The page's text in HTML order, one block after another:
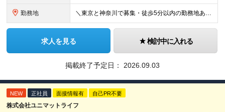
勤務地 ＼東京と神奈川で募集・徒歩5分以内の勤務地あり／ ■根岸事務所 東京都台東区根岸5-6-14 根岸5光ビル ■阿佐ヶ谷事務所 東京都杉並区成田東4-38-25 ■大橋事務所 東京都目黒区大橋2-8-1
求人を見る 検討中に入れる
掲載終了予定日： 2026.09.03
NEW 正社員 面接情報有 自己PR不要
株式会社ユニマットライフ